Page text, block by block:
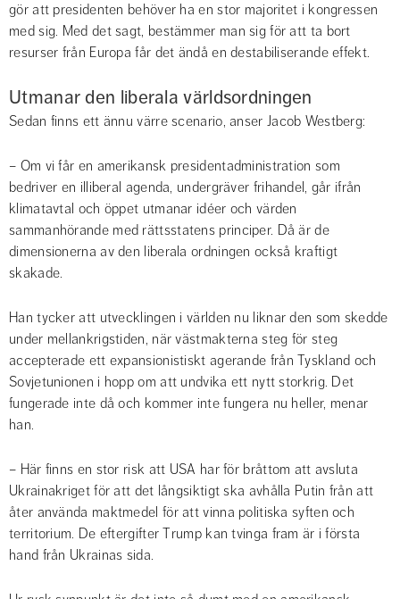
gör att presidenten behöver ha en stor majoritet i kongressen
med sig. Med det sagt, bestämmer man sig för att ta bort
resurser från Europa får det ändå en destabiliserande effekt.
Utmanar den liberala världsordningen
Sedan finns ett ännu värre scenario, anser Jacob Westberg:
– Om vi får en amerikansk presidentadministration som
bedriver en illiberal agenda, undergräver frihandel, går ifrån
klimatavtal och öppet utmanar idéer och värden
sammanhörande med rättsstatens principer. Då är de
dimensionerna av den liberala ordningen också kraftigt
skakade.
Han tycker att utvecklingen i världen nu liknar den som skedde
under mellankrigstiden, när västmakterna steg för steg
accepterade ett expansionistiskt agerande från Tyskland och
Sovjetunionen i hopp om att undvika ett nytt storkrig. Det
fungerade inte då och kommer inte fungera nu heller, menar
han.
– Här finns en stor risk att USA har för bråttom att avsluta
Ukrainakriget för att det långsiktigt ska avhålla Putin från att
åter använda maktmedel för att vinna politiska syften och
territorium. De eftergifter Trump kan tvinga fram är i första
hand från Ukrainas sida.